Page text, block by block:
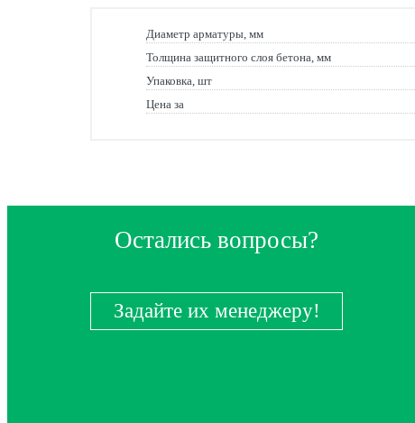
Диаметр арматуры, мм
Толщина защитного слоя бетона, мм
Упаковка, шт
Цена за
Остались вопросы?
Задайте их менеджеру!